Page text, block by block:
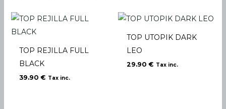
TOP REJILLA FULL
BLACK
39.90€ Tax inc.
TOP UTOPIK DARK
LEO
29.90 € Tax inc.